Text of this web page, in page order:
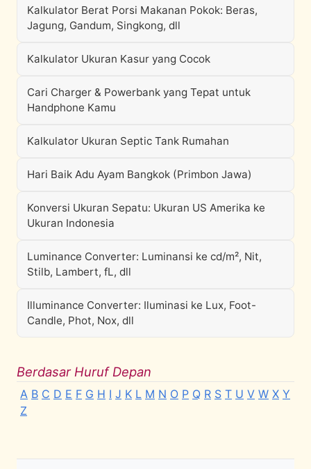
Kalkulator Berat Porsi Makanan Pokok: Beras,
Jagung, Gandum, Singkong, dll
Kalkulator Ukuran Kasur yang Cocok
Cari Charger & Powerbank yang Tepat untuk
Handphone Kamu
Kalkulator Ukuran Septic Tank Rumahan
Hari Baik Adu Ayam Bangkok (Primbon Jawa)
Konversi Ukuran Sepatu: Ukuran US Amerika ke
Ukuran Indonesia
Luminance Converter: Luminansi ke cd/m², Nit,
Stilb, Lambert, fL, dll
Illuminance Converter: Iluminasi ke Lux, Foot-
Candle, Phot, Nox, dll
Berdasar Huruf Depan
A B C D E F G H I J K L M N O P Q R S T U V W X Y
Z